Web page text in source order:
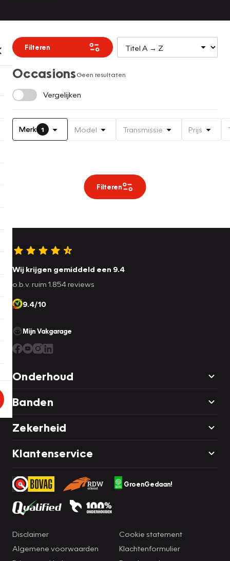
Filteren
OccasionsGeen resultaten
Vergelijken
Merk 1 Model Transmissie Prijs
Filteren
Wij krijgen gemiddeld een 9.4
o.b.v. ruim 1.854 reviews
9.4/10
Mijn Vakgarage
Onderhoud
Banden
Zekerheid
Klantenservice
GroenGedaan!
Disclaimer
Algemene voorwaarden
Cookie statement
Klachtenformulier